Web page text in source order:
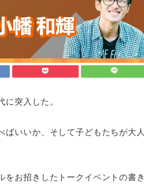
突入した。
ばいいか、そして子どもたちが大人
をお招きしたトークイベントの書き